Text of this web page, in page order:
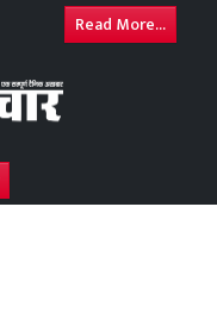
Read More...